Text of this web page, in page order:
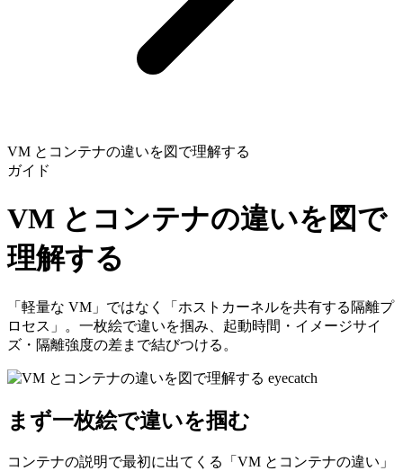
VM とコンテナの違いを図で理解する
ガイド
VM とコンテナの違いを図で
理解する
「軽量な VM」ではなく「ホストカーネルを共有する隔離プ
ロセス」。一枚絵で違いを掴み、起動時間・イメージサイ
ズ・隔離強度の差まで結びつける。
まず一枚絵で違いを掴む
コンテナの説明で最初に出てくる「VM とコンテナの違い」